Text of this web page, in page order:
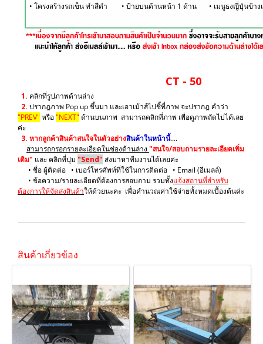
• โครงสร้างรถเข็น ทำสีดำ
• ป้ายบนด้านหน้า 1 ด้าน • เมนูธงญี่ปุ่นข้าง
CT - 50
1. คลิกที่รูปภาพด้านล่าง
2. ปรากฎภาพ Pop up ขึ้นมา และเอาเม้าส์ไปชี้ที่ภาพ จะปรากฎ คำว่า
"PREV" หรือ"NEXT" ด้านบนภาพ สามารถคลิกที่ภาพ เพื่อดูภาพถัดไปได้เลย
ค่ะ
3. หากลูกค้าสินค้าสนใจในตัวอย่างสินค้าในหน้านี้....
สามารถกรอกรายละเอียดในช่องด้านล่าง "สนใจ/สอบถามรายละเอียดเพิ่ม
เติม" และ คลิกที่ปุ่ม "Send" ส่งมาหาทีมงานได้เลยค่ะ
• ชื่อ ผู้ติดต่อ • เบอร์โทรศัพท์ที่ใช้ในการติดต่อ • Email (อีเมลล์)
• ข้อความ/รายละเอียดที่ต้องการสอบถาม รวมทั้งแจ้งสถานที่สำหรับ
ต้องการให้จัดส่งสินค้าให้ด้วยนะคะ เพื่อคำนวณค่าใช้จ่ายทั้งหมดเบื้องต้นค่ะ
สินค้าเกี่ยวข้อง